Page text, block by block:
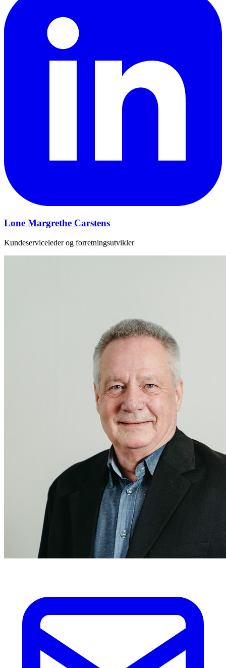
Lone Margrethe Carstens
Kundeserviceleder og forretningsutvikler